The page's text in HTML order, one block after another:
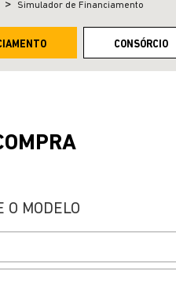
Simulador de Financiamento
CONSÓRCIO
O MODELO